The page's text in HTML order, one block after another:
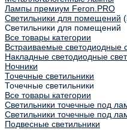
Лампы премиум Feron.PRO
Светильники для помещений
Светильники для помещений
Все товары категории
Встраиваемые светодиодные
Накладные светодиодные
Ночники
Точечные светильники
Точечные светильники
Все товары категории
Светильники точечные под
Светильники точечные под
Подвесные светильники